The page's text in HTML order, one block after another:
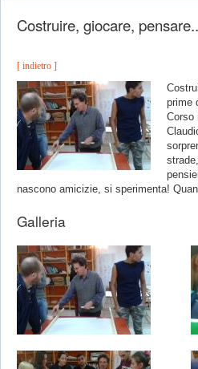
Costruire, giocare,
[ indietro ]
prime
Corso
nascono amicizie, si sperimenta!
Galleria